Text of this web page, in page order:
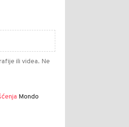
ili videa. Ne
Mondo